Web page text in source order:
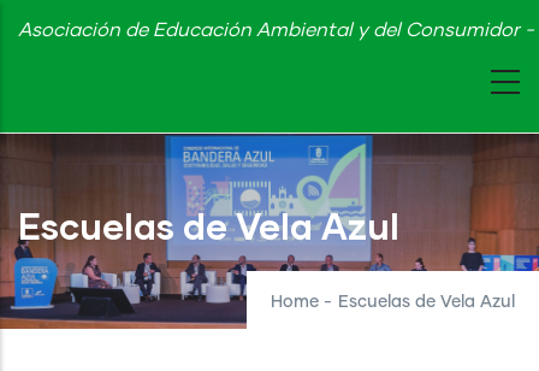
Skip
content
Asociación de Educación Ambiental y del Consumidor
Escuelas de Vela Azul
Home - Escuelas de Vela Azul